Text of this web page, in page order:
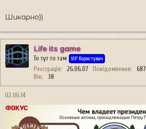
Шикарно))
Life its game
То тут то там VIP Користувач
Реєстрація 26.06.07 Повідомлення 687
Вік
38
02.06.14